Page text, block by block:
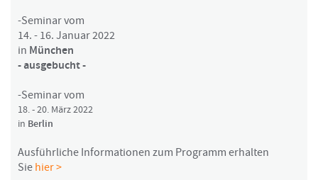
-Seminar vom
14. - 16. Januar 2022
in München
- ausgebucht -
-Seminar vom
18. - 20. März 2022
in Berlin
Ausführliche Informationen zum Programm erhalten
Sie hier >